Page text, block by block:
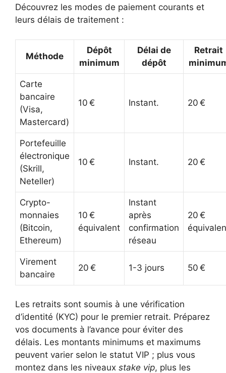
Découvrez les modes de paiement courants et
leurs délais de traitement :
Méthode
Dépôt
minimum
Délai de
dépôt
Retrait
Carte
bancaire
(Visa,
Mastercard)
10 € Instant. 20 €
Portefeuille
électronique
(Skrill,
Neteller)
10 € Instant. 20 €
Crypto-
monnaies
(Bitcoin,
Ethereum)
10 €
équivalent
Instant
après
confirmation
réseau
20 €
Virement
bancaire
20 € 1-3 jours 50 €
Les retraits sont soumis à une vérification
d’identité (KYC) pour le premier retrait. Préparez
vos documents à l’avance pour éviter des
délais. Les montants minimums et maximums
peuvent varier selon le statut VIP ; plus vous
montez dans les niveaux stake vip, plus les